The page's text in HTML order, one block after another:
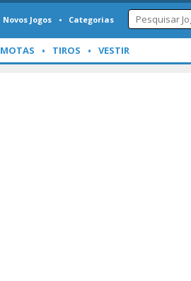
Novos Jogos Categorias
MOTAS TIROS VESTIR